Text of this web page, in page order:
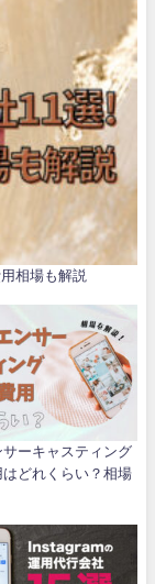
相場も解説
サーキャスティング
はどれくらい？相場